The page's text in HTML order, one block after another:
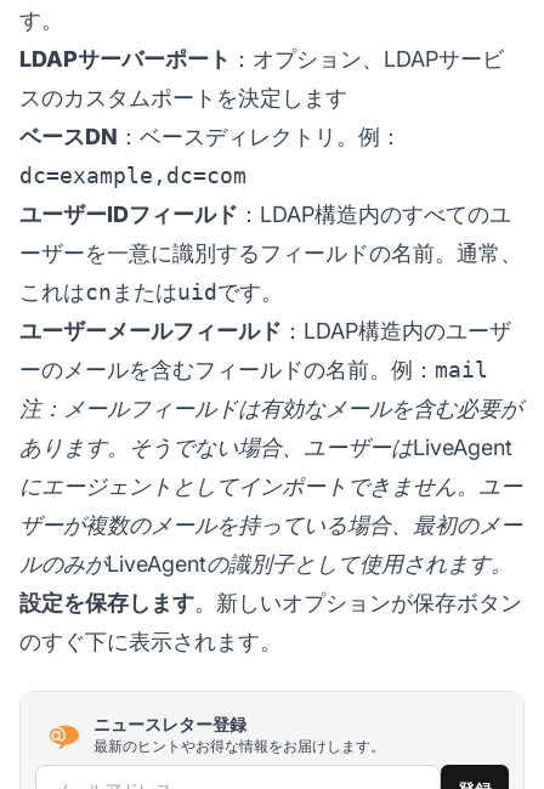
す。
LDAPサーバーポート ：オプション、LDAPサービ
スのカスタムポートを決定します
ベースDN ：ベースディレクトリ。例：
dc=example,dc=com
ユーザーIDフィールド ：LDAP構造内のすべてのユ
ーザーを一意に識別するフィールドの名前。通常、
これはcn またはuidです。
ユーザーメールフィールド ：LDAP構造内のユーザ
ーのメールを含むフィールドの名前。例： mail
注：メールフィールドは有効なメールを含む必要が
あります。そうでない場合、ユーザーはLiveAgent
にエージェントとしてインポートできません。ユー
ザーが複数のメールを持っている場合、最初のメー
ルのみがLiveAgentの識別子として使用されます。
設定を保存します。新しいオプションが保存ボタン
のすぐ下に表示されます。
ニュースレター登録
最新のヒントやお得な情報をお届けします。
メールアドレス